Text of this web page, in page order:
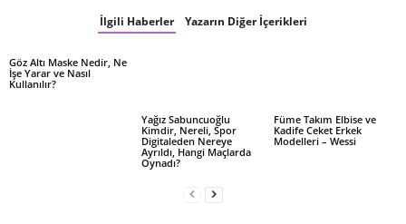
İlgili Haberler Yazarın Diğer İçerikleri
Göz Altı Maske Nedir, Ne
İşe Yarar ve Nasıl
Kullanılır?
Yağız Sabuncuoğlu
Kimdir, Nereli, Spor
Digitaleden Nereye
Ayrıldı, Hangi Maçlarda
Oynadı?
Füme Takım Elbise ve
Kadife Ceket Erkek
Modelleri – Wessi